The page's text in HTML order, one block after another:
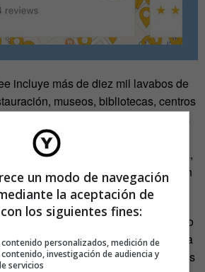
incluye más de diez mil lavabos de
museos, bibliotecas, centros
de las más importantes ciudades
Barcelona, Zaragoza, Sevilla,
gracias a su filosofía colaborativa,
los puntos de interés aumentarán
paulatinamente.
una app colaborativa con el objetivo
real, útil y de valor hecha por y para
personas que usan los distintos
un modo de navegación
la aceptación de
los siguientes fines:
contenido personalizados, medición de
investigación de audiencia y
servicios